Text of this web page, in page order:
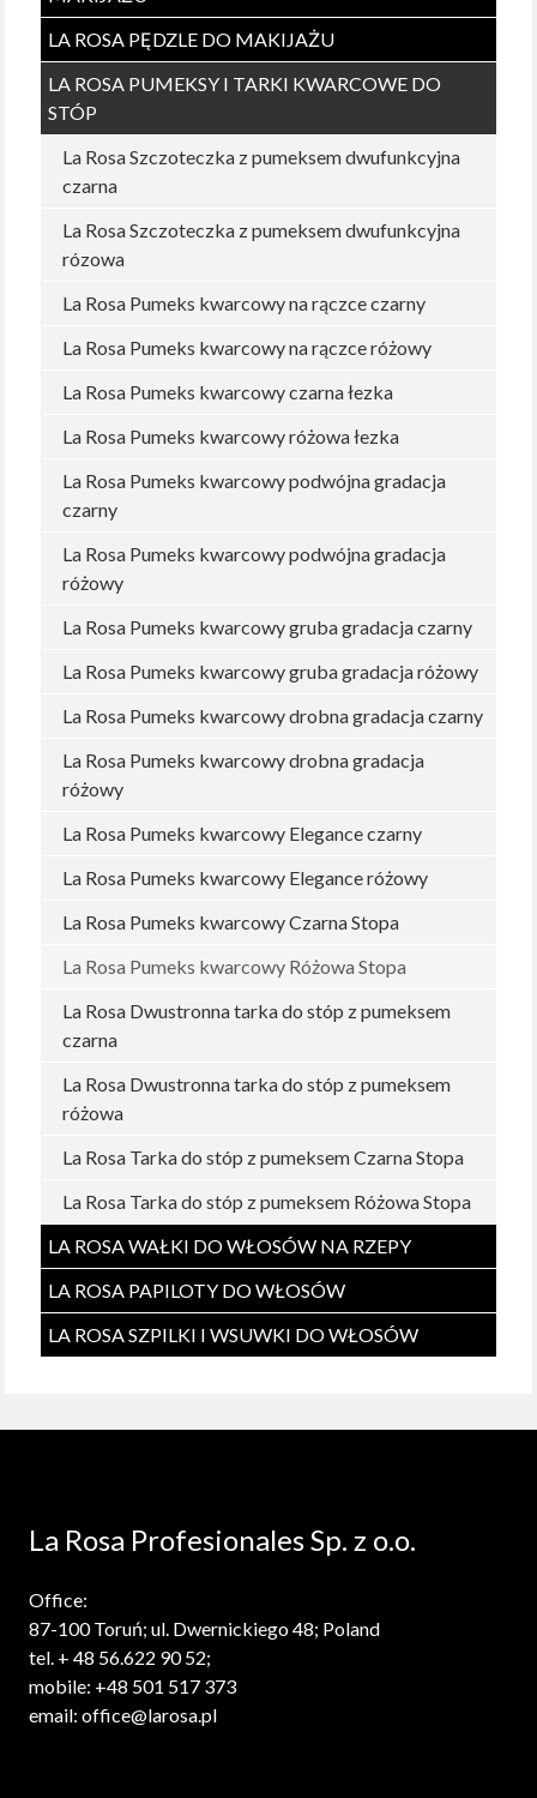
LA ROSA PĘDZLE DO MAKIJAŻU
LA ROSA PUMEKSY I TARKI KWARCOWE DO
STÓP
La Rosa Szczoteczka z pumeksem dwufunkcyjna
czarna
La Rosa Szczoteczka z pumeksem dwufunkcyjna
rózowa
La Rosa Pumeks kwarcowy na rączce czarny
La Rosa Pumeks kwarcowy na rączce różowy
La Rosa Pumeks kwarcowy czarna łezka
La Rosa Pumeks kwarcowy różowa łezka
La Rosa Pumeks kwarcowy podwójna gradacja
czarny
La Rosa Pumeks kwarcowy podwójna gradacja
różowy
La Rosa Pumeks kwarcowy gruba gradacja czarny
La Rosa Pumeks kwarcowy gruba gradacja różowy
La Rosa Pumeks kwarcowy drobna gradacja czarny
La Rosa Pumeks kwarcowy drobna gradacja
różowy
La Rosa Pumeks kwarcowy Elegance czarny
La Rosa Pumeks kwarcowy Elegance różowy
La Rosa Pumeks kwarcowy Czarna Stopa
La Rosa Pumeks kwarcowy Różowa Stopa
La Rosa Dwustronna tarka do stóp z pumeksem
czarna
La Rosa Dwustronna tarka do stóp z pumeksem
różowa
La Rosa Tarka do stóp z pumeksem Czarna Stopa
La Rosa Tarka do stóp z pumeksem Różowa Stopa
LA ROSA WAŁKI DO WŁOSÓW NA RZEPY
LA ROSA PAPILOTY DO WŁOSÓW
LA ROSA SZPILKI I WSUWKI DO WŁOSÓW
La Rosa Profesionales Sp. z o.o.
Office:
87-100 Toruń; ul. Dwernickiego 48; Poland
tel. + 48 56.622 90 52;
mobile: +48 501 517 373
email: office@larosa.pl